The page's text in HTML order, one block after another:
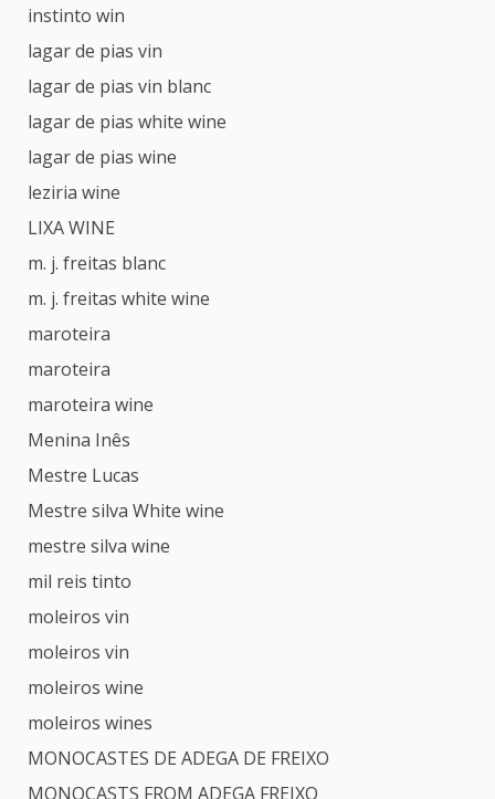
instinto win
lagar de pias vin
lagar de pias vin blanc
lagar de pias white wine
lagar de pias wine
leziria wine
LIXA WINE
m. j. freitas blanc
m. j. freitas white wine
maroteira
maroteira
maroteira wine
Menina Inês
Mestre Lucas
Mestre silva White wine
mestre silva wine
mil reis tinto
moleiros vin
moleiros vin
moleiros wine
moleiros wines
MONOCASTES DE ADEGA DE FREIXO
MONOCASTS FROM ADEGA FREIXO